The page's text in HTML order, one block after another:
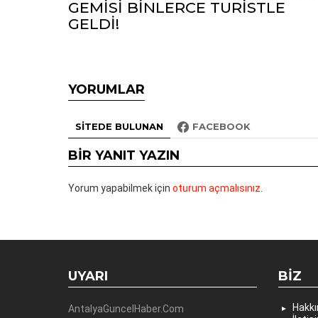
GEMİSİ BİNLERCE TURİSTLE
GELDİ!
YORUMLAR
SITEDE BULUNAN FACEBOOK
BIR YANIT YAZIN
Yorum yapabilmek için oturum açmalısınız
UYARI
AntalyaGuncelHaber.Com
BIZ